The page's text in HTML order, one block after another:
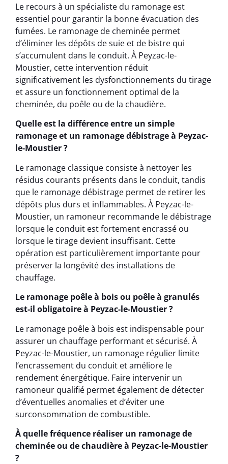
Le recours à un spécialiste du ramonage est
essentiel pour garantir la bonne évacuation des
fumées. Le ramonage de cheminée permet
d’éliminer les dépôts de suie et de bistre qui
s’accumulent dans le conduit. À Peyzac-le-
Moustier, cette intervention réduit
significativement les dysfonctionnements du tirage
et assure un fonctionnement optimal de la
cheminée, du poêle ou de la chaudière.
Quelle est la différence entre un simple
ramonage et un ramonage débistrage à Peyzac-
le-Moustier ?
Le ramonage classique consiste à nettoyer les
résidus courants présents dans le conduit, tandis
que le ramonage débistrage permet de retirer les
dépôts plus durs et inflammables. À Peyzac-le-
Moustier, un ramoneur recommande le débistrage
lorsque le conduit est fortement encrassé ou
lorsque le tirage devient insuffisant. Cette
opération est particulièrement importante pour
préserver la longévité des installations de
chauffage.
Le ramonage poêle à bois ou poêle à granulés
est-il obligatoire à Peyzac-le-Moustier ?
Le ramonage poêle à bois est indispensable pour
assurer un chauffage performant et sécurisé. À
Peyzac-le-Moustier, un ramonage régulier limite
l’encrassement du conduit et améliore le
rendement énergétique. Faire intervenir un
ramoneur qualifié permet également de détecter
d’éventuelles anomalies et d’éviter une
surconsommation de combustible.
À quelle fréquence réaliser un ramonage de
cheminée ou de chaudière à Peyzac-le-Moustier
?